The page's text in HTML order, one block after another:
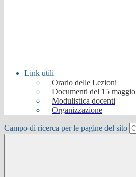
Link utili
Orario delle Lezioni
Documenti del 15 maggio
Modulistica docenti
Organizzazione
Campo di ricerca per le pagine del sito